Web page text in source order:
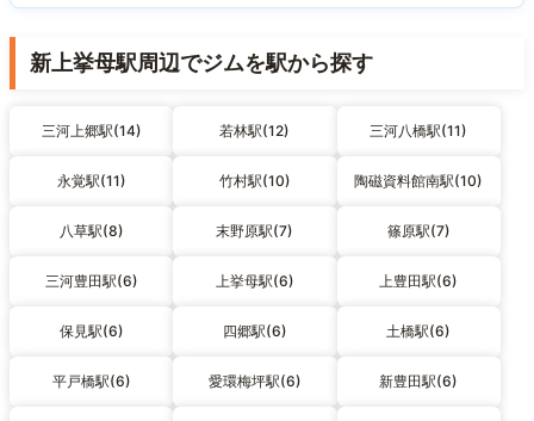
新上挙母駅周辺でジムを駅から探す
三河上郷駅(14) 若林駅(12) 三河八橋駅(11)
永覚駅(11) 竹村駅(10) 陶磁資料館南駅(10)
八草駅(8) 末野原駅(7) 篠原駅(7)
三河豊田駅(6) 上挙母駅(6) 上豊田駅(6)
保見駅(6) 四郷駅(6) 土橋駅(6)
平戸橋駅(6) 愛環梅坪駅(6) 新豊田駅(6)